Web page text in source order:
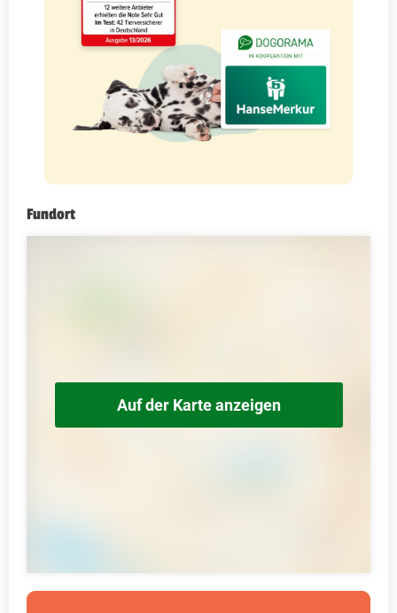
Fundort
Auf der Karte anzeigen